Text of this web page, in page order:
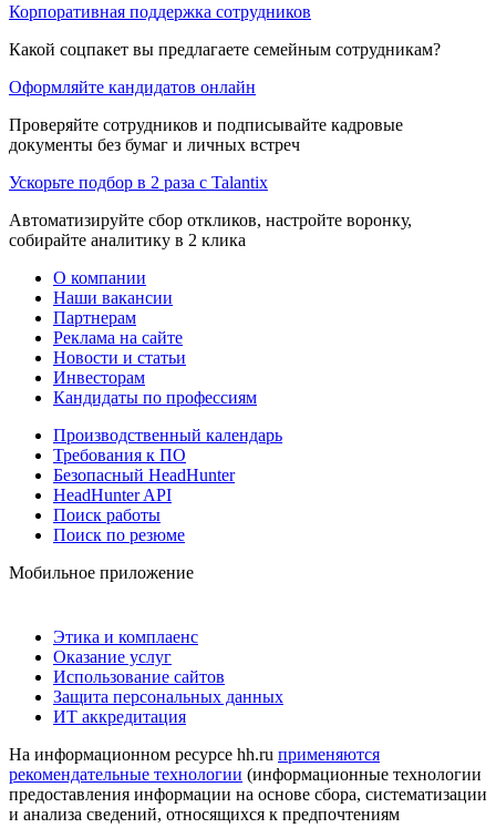
Корпоративная поддержка сотрудников
Какой соцпакет вы предлагаете семейным сотрудникам?
Оформляйте кандидатов онлайн
Проверяйте сотрудников и подписывайте кадровые
документы без бумаг и личных встреч
Ускорьте подбор в 2 раза с Talantix
Автоматизируйте сбор откликов, настройте воронку,
собирайте аналитику в 2 клика
О компании
Наши вакансии
Партнерам
Реклама на сайте
Новости и статьи
Инвесторам
Кандидаты по профессиям
Производственный календарь
Требования к ПО
Безопасный HeadHunter
HeadHunter API
Поиск работы
Поиск по резюме
Мобильное приложение
Этика и комплаенс
Оказание услуг
Использование сайтов
Защита персональных данных
ИТ аккредитация
На информационном ресурсе hh.ru применяются
рекомендательные технологии (информационные технологии
предоставления информации на основе сбора, систематизации
и анализа сведений, относящихся к предпочтениям